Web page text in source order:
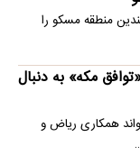
منطقه مسکو را
مکه» به دنبال
همکاری ریاض و